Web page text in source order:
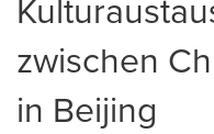
zwischen
in Beijing